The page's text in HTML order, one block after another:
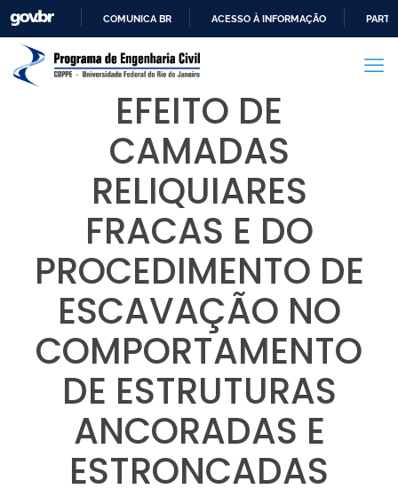
PARA
CONTEÚDO
COMUNICA BR ACESSO À INFORMAÇÃO
EFEITO DE
CAMADAS
RELIQUIARES
FRACAS E DO
PROCEDIMENTO DE
ESCAVAÇÃO NO
COMPORTAMENTO
DE ESTRUTURAS
ANCORADAS E
ESTRONCADAS